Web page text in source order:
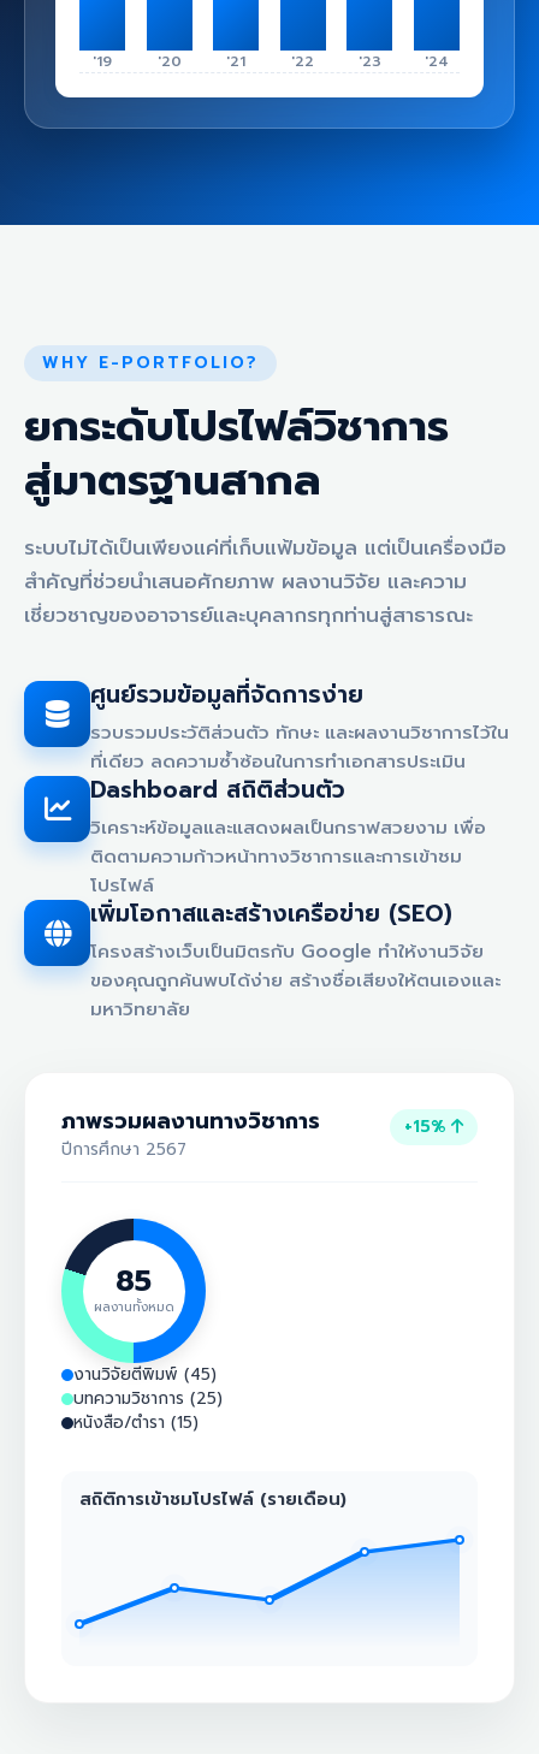
'19 '20 '21 '22 '23 '24
WHY E-PORTFOLIO?
ยกระดับโปรไฟล์วิชาการ
สู่มาตรฐานสากล
ระบบไม่ได้เป็นเพียงแค่ที่เก็บแฟ้มข้อมูล แต่เป็นเครื่องมือ
สำคัญที่ช่วยนำเสนอศักยภาพ ผลงานวิจัย และความ
เชี่ยวชาญของอาจารย์และบุคลากรทุกท่านสู่สาธารณะ
ศูนย์รวมข้อมูลที่จัดการง่าย
รวบรวมประวัติส่วนตัว ทักษะ และผลงานวิชาการไว้ใน
ที่เดียว ลดความซ้ำซ้อนในการทำเอกสารประเมิน
Dashboard สถิติส่วนตัว
วิเคราะห์ข้อมูลและแสดงผลเป็นกราฟสวยงาม เพื่อ
ติดตามความก้าวหน้าทางวิชาการและการเข้าชม
โปรไฟล์
เพิ่มโอกาสและสร้างเครือข่าย (SEO)
โครงสร้างเว็บเป็นมิตรกับ Google ทำให้งานวิจัย
ของคุณถูกค้นพบได้ง่าย สร้างชื่อเสียงให้ตนเองและ
มหาวิทยาลัย
ภาพรวมผลงานทางวิชาการ
ปีการศึกษา 2567
+15%
85
ผลงานทั้งหมด
งานวิจัยตีพิมพ์ (45)
บทความวิชาการ (25)
หนังสือ/ตำรา (15)
สถิติการเข้าชมโปรไฟล์ (รายเดือน)